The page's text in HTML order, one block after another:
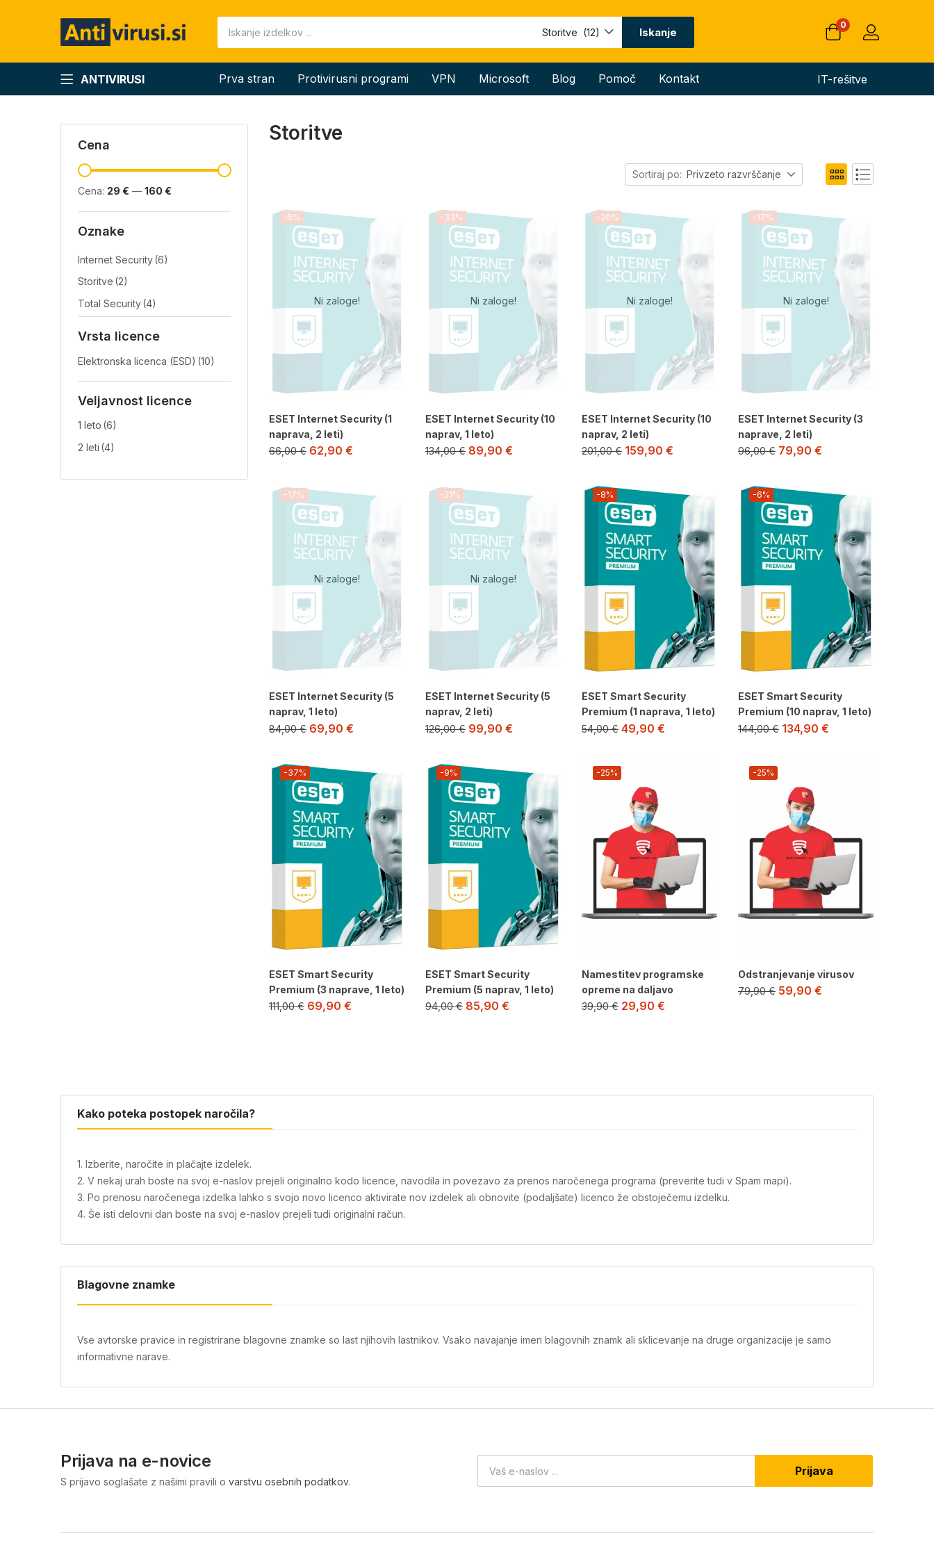
Storitve (12) Iskanje
0
ANTIVIRUSI Prva stran Protivirusni programi VPN Microsoft Blog Pomoč Kontakt IT-rešitve
Cena
Cena: 29 € — 160 €
Oznake
Internet Security(6)
Storitve (2)
Total Security(4)
Vrsta licence
Elektronska licenca (ESD) (10)
Veljavnost licence
1 leto (6)
2 leti (4)
Storitve
Sortiraj po: Privzeto razvrščanje
Ni zaloge!
-5%
ESET Internet Security (1
naprava, 2 leti)
66,00€ 62,90 €
Ni zaloge!
-33%
ESET Internet Security (10
naprav, 1 leto)
134,00€ 89,90 €
Ni zaloge!
-20%
ESET Internet Security (10
naprav, 2 leti)
201,00€ 159,90 €
Ni zaloge!
-17%
ESET Internet Security (3
naprave, 2 leti)
96,00€ 79,90 €
Ni zaloge!
-17%
ESET Internet Security (5
naprav, 1 leto)
84,00€ 69,90 €
Ni zaloge!
-21%
ESET Internet Security (5
naprav, 2 leti)
126,00€ 99,90 €
-8%
ESET Smart Security
Premium (1 naprava, 1 leto)
54,00€ 49,90 €
-6%
ESET Smart Security
Premium (10 naprav, 1 leto)
144,00€ 134,90 €
-37%
ESET Smart Security
Premium (3 naprave, 1 leto)
111,00€ 69,90 €
-9%
ESET Smart Security
Premium (5 naprav, 1 leto)
94,00€ 85,90 €
-25%
Namestitev programske
opreme na daljavo
39,90€ 29,90 €
-25%
Odstranjevanje virusov
79,90€ 59,90 €
Kako poteka postopek naročila?
1. Izberite, naročite in plačajte izdelek.
2. V nekaj urah boste na svoj e-naslov prejeli originalno kodo licence, navodila in povezavo za prenos naročenega programa (preverite tudi v Spam mapi).
3. Po prenosu naročenega izdelka lahko s svojo novo licenco aktivirate nov izdelek ali obnovite (podaljšate) licenco že obstoječemu izdelku.
4. Še isti delovni dan boste na svoj e-naslov prejeli tudi originalni račun.
Blagovne znamke
Vse avtorske pravice in registrirane blagovne znamke so last njihovih lastnikov. Vsako navajanje imen blagovnih znamk ali sklicevanje na druge organizacije je samo
informativne narave.
Prijava na e-novice
S prijavo soglašate z našimi pravili o varstvu osebnih podatkov.
Prijava